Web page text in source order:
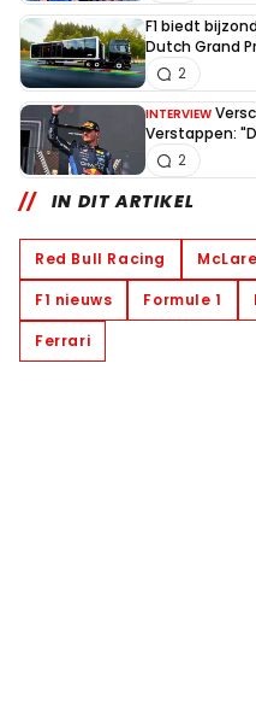
F1 biedt
Dutch Grand
2
INTERVIEW
Verstappen:
2
IN DIT ARTIKEL
Red Bull Racing
F1 nieuws
Formule 1
Ferrari